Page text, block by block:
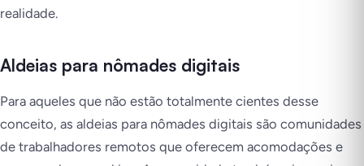
realidade.
Aldeias para nômades digitais
Para aqueles que não estão totalmente cientes desse
conceito, as aldeias para nômades digitais são comunidades
de trabalhadores remotos que oferecem acomodações e